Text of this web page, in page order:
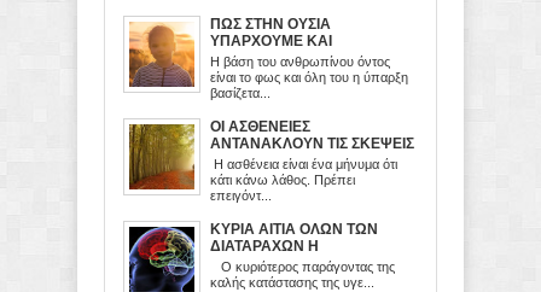
ΠΩΣ ΣΤΗΝ ΟΥΣΙΑ
ΥΠΑΡΧΟΥΜΕ ΚΑΙ
ΛΕΙΤΟΥΡΓΟΥΜΕ
Η βάση του ανθρωπίνου όντος
είναι το φως και όλη του η ύπαρξη
βασίζετα...
ΟΙ ΑΣΘΕΝΕΙΕΣ
ΑΝΤΑΝΑΚΛΟΥΝ ΤΙΣ ΣΚΕΨΕΙΣ
ΚΑΙ ΤΑ ΣΥΝΑΙΣΘΗΜΑΤΑ ΜΑΣ
Η ασθένεια είναι ένα μήνυμα ότι
κάτι κάνω λάθος. Πρέπει
επειγόντ...
ΚΥΡΙΑ ΑΙΤΙΑ ΟΛΩΝ ΤΩΝ
ΔΙΑΤΑΡΑΧΩΝ Η
ΨΥΧΟΣΥΝΑΙΣΘΗΜΑΤΙΚΗ
ΚΑΤΑΣΤΑΣΗ
Ο κυριότερος παράγοντας της
καλής κατάστασης της υγε...